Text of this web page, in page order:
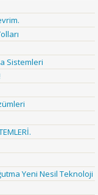
Sistemleri
Yeni Nesil Teknoloji